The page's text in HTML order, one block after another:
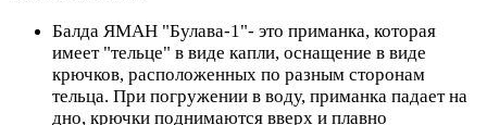
Балда ЯМАН "Булава-1"- это приманка, которая
имеет "тельце" в виде капли, оснащение в виде
крючков, расположенных по разным сторонам
тельца. При погружении в воду, приманка падает на
дно, крючки поднимаются вверх и плавно